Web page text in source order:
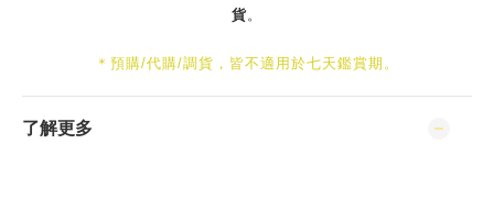
貨。
＊預購/代購/調貨，皆不適用於七天鑑賞期。
了解更多